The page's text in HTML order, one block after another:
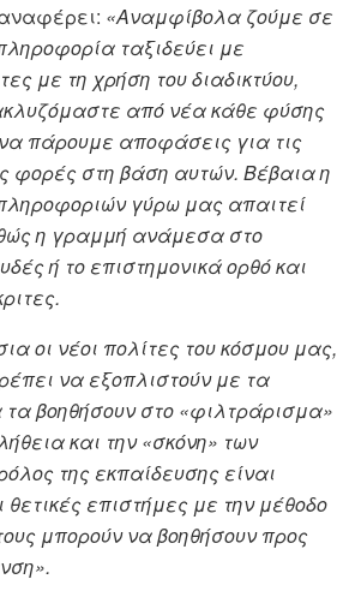
«Αναμφίβολα ζούμε σε
ταξιδεύει με
με τη χρήση του διαδικτύου,
από νέα κάθε φύσης
πάρουμε αποφάσεις για τις
φορές στη βάση αυτών. Βέβαια η
γύρω μας απαιτεί
η γραμμή ανάμεσα στο
ή το επιστημονικά ορθό και
οι νέοι πολίτες του κόσμου μας,
να εξοπλιστούν με τα
βοηθήσουν στο «φιλτράρισμα»
και την «σκόνη» των
της εκπαίδευσης είναι
θετικές επιστήμες με την μέθοδο
μπορούν να βοηθήσουν προς